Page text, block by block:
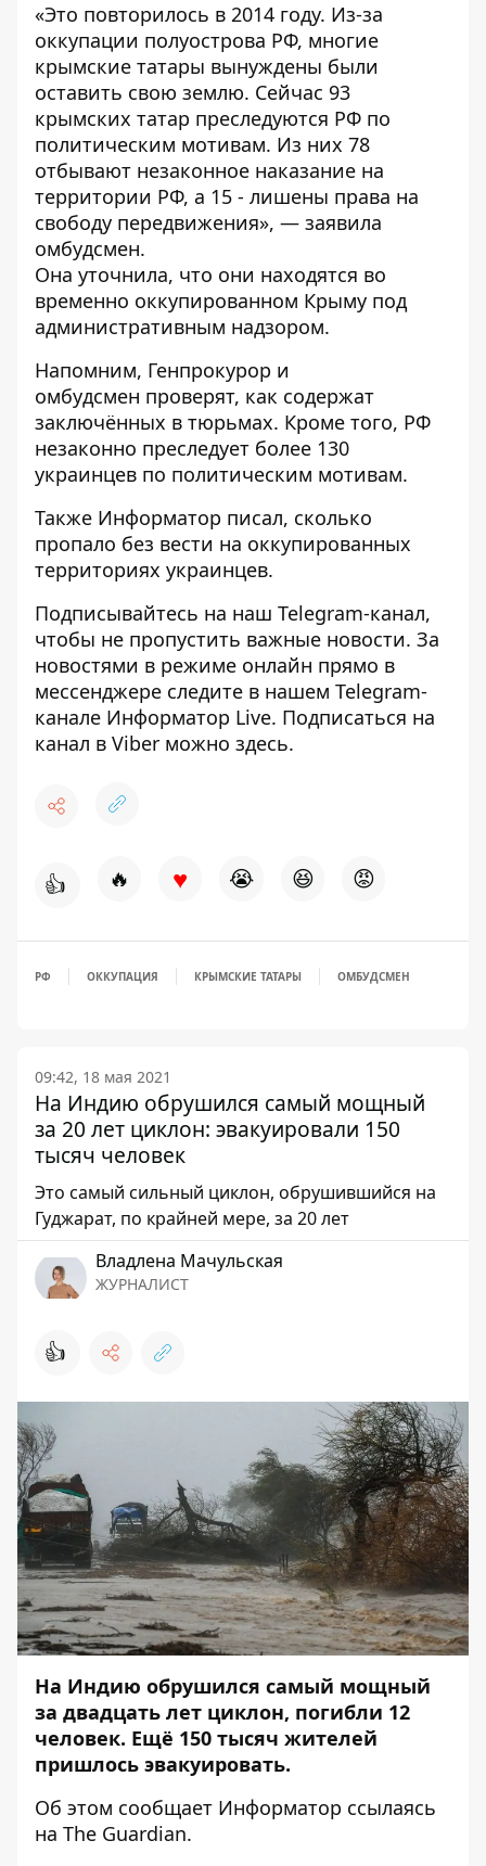
«Это повторилось в 2014 году. Из-за
оккупации полуострова РФ, многие
крымские татары вынуждены были
оставить свою землю. Сейчас 93
крымских татар преследуются РФ по
политическим мотивам. Из них 78
отбывают незаконное наказание на
территории РФ, а 15 - лишены права на
свободу передвижения», — заявила
омбудсмен.
Она уточнила, что они находятся во
временно оккупированном Крыму под
административным надзором.
Напомним, Генпрокурор и
омбудсмен проверят, как содержат
заключённых в тюрьмах. Кроме того, РФ
незаконно преследует более 130
украинцев по политическим мотивам.
Также Информатор писал, сколько
пропало без вести на оккупированных
территориях украинцев.
Подписывайтесь на наш Telegram-канал,
чтобы не пропустить важные новости. За
новостями в режиме онлайн прямо в
мессенджере следите в нашем Telegram-
канале Информатор Live. Подписаться на
канал в Viber можно здесь.
👍 🔥 ♥ 😭 😆 😡
РФ ОККУПАЦИЯ КРЫМСКИЕ ТАТАРЫ ОМБУДСМЕН
09:42, 18 мая 2021
На Индию обрушился самый мощный
за 20 лет циклон: эвакуировали 150
тысяч человек
Это самый сильный циклон, обрушившийся на
Гуджарат, по крайней мере, за 20 лет
Владлена Мачульская
ЖУРНАЛИСТ
👍
На Индию обрушился самый мощный
за двадцать лет циклон, погибли 12
человек. Ещё 150 тысяч жителей
пришлось эвакуировать.
Об этом сообщает Информатор ссылаясь
на The Guardian.